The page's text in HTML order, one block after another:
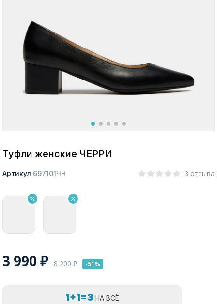
Москва
Да, все верно Изменить город
Туфли женские ЧЕРРИ
Артикул 697101ЧН 3 отзыва
3 990 ₽ 8 200₽ -51%
1+1=3 НА ВСЁ